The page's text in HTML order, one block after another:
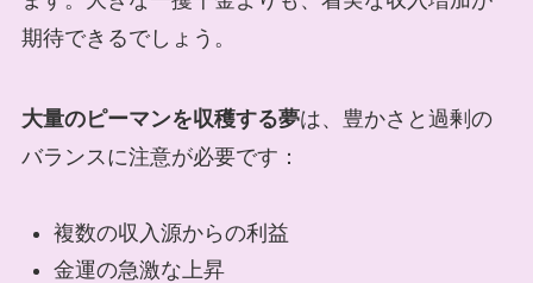
期待できるでしょう。
大量のピーマンを収穫する夢は、豊かさと過剰の
バランスに注意が必要です：
複数の収入源からの利益
金運の急激な上昇